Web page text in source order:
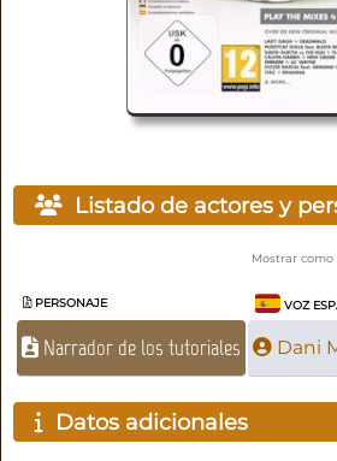
Listado de actores y
Mostrar como
PERSONAJE VOZ
Narrador de los tutoriales Dani
Datos adicionales